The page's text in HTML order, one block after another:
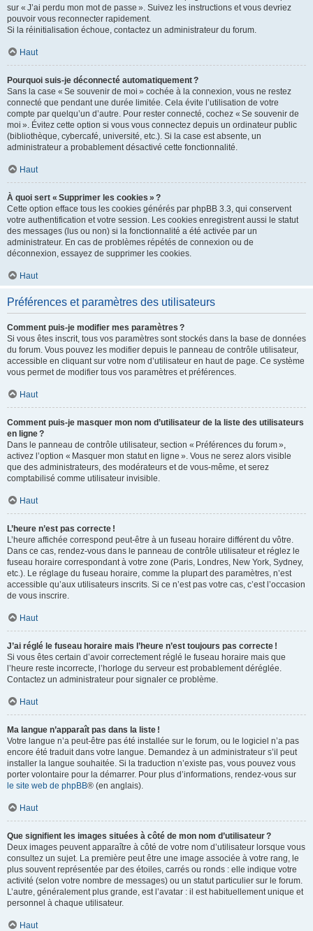
sur « J’ai perdu mon mot de passe ». Suivez les instructions et vous devriez
pouvoir vous reconnecter rapidement.
Si la réinitialisation échoue, contactez un administrateur du forum.
Haut
Pourquoi suis-je déconnecté automatiquement ?
Sans la case « Se souvenir de moi » cochée à la connexion, vous ne restez
connecté que pendant une durée limitée. Cela évite l’utilisation de votre
compte par quelqu’un d’autre. Pour rester connecté, cochez « Se souvenir de
moi ». Évitez cette option si vous vous connectez depuis un ordinateur public
(bibliothèque, cybercafé, université, etc.). Si la case est absente, un
administrateur a probablement désactivé cette fonctionnalité.
Haut
À quoi sert « Supprimer les cookies » ?
Cette option efface tous les cookies générés par phpBB 3.3, qui conservent
votre authentification et votre session. Les cookies enregistrent aussi le statut
des messages (lus ou non) si la fonctionnalité a été activée par un
administrateur. En cas de problèmes répétés de connexion ou de
déconnexion, essayez de supprimer les cookies.
Haut
Préférences et paramètres des utilisateurs
Comment puis-je modifier mes paramètres ?
Si vous êtes inscrit, tous vos paramètres sont stockés dans la base de données
du forum. Vous pouvez les modifier depuis le panneau de contrôle utilisateur,
accessible en cliquant sur votre nom d’utilisateur en haut de page. Ce système
vous permet de modifier tous vos paramètres et préférences.
Haut
Comment puis-je masquer mon nom d’utilisateur de la liste des utilisateurs
en ligne ?
Dans le panneau de contrôle utilisateur, section « Préférences du forum »,
activez l’option « Masquer mon statut en ligne ». Vous ne serez alors visible
que des administrateurs, des modérateurs et de vous-même, et serez
comptabilisé comme utilisateur invisible.
Haut
L’heure n’est pas correcte !
L’heure affichée correspond peut-être à un fuseau horaire différent du vôtre.
Dans ce cas, rendez-vous dans le panneau de contrôle utilisateur et réglez le
fuseau horaire correspondant à votre zone (Paris, Londres, New York, Sydney,
etc.). Le réglage du fuseau horaire, comme la plupart des paramètres, n’est
accessible qu’aux utilisateurs inscrits. Si ce n’est pas votre cas, c’est l’occasion
de vous inscrire.
Haut
J’ai réglé le fuseau horaire mais l’heure n’est toujours pas correcte !
Si vous êtes certain d’avoir correctement réglé le fuseau horaire mais que
l’heure reste incorrecte, l’horloge du serveur est probablement déréglée.
Contactez un administrateur pour signaler ce problème.
Haut
Ma langue n’apparaît pas dans la liste !
Votre langue n’a peut-être pas été installée sur le forum, ou le logiciel n’a pas
encore été traduit dans votre langue. Demandez à un administrateur s’il peut
installer la langue souhaitée. Si la traduction n’existe pas, vous pouvez vous
porter volontaire pour la démarrer. Pour plus d’informations, rendez-vous sur
le site web de phpBB® (en anglais).
Haut
Que signifient les images situées à côté de mon nom d’utilisateur ?
Deux images peuvent apparaître à côté de votre nom d’utilisateur lorsque vous
consultez un sujet. La première peut être une image associée à votre rang, le
plus souvent représentée par des étoiles, carrés ou ronds : elle indique votre
activité (selon votre nombre de messages) ou un statut particulier sur le forum.
L’autre, généralement plus grande, est l’avatar : il est habituellement unique et
personnel à chaque utilisateur.
Haut